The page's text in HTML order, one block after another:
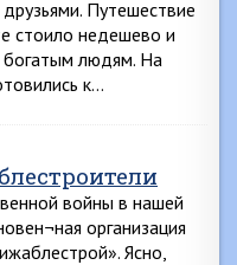
Путешествие
стоило недешево и
людям. На
к…
войны в нашей
организация
Ясно,